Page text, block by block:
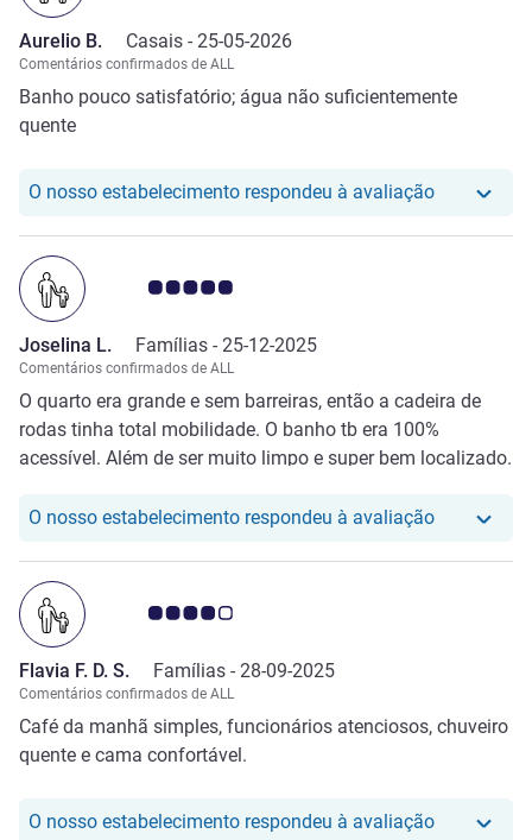
Aurelio B. Casais - 25-05-2026
Comentários confirmados de ALL
Banho pouco satisfatório; água não suficientemente
quente
O nosso estabelecimento respondeu à avaliaçãoO nosso
Nota clientes Avis 5.0/5
Joselina L. Famílias - 25-12-2025
Comentários confirmados de ALL
O quarto era grande e sem barreiras, então a cadeira de
rodas tinha total mobilidade. O banho tb era 100%
acessível. Além de ser muito limpo e super bem localizado.
O nosso estabelecimento respondeu à avaliaçãoO nosso
Nota clientes Avis 4.0/5
Flavia F. D. S. Famílias - 28-09-2025
Comentários confirmados de ALL
Café da manhã simples, funcionários atenciosos, chuveiro
quente e cama confortável.
O nosso estabelecimento respondeu à avaliaçãoO nosso